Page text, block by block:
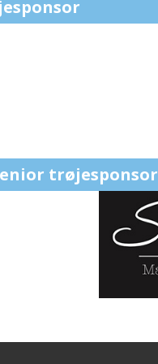
trøjesponsor